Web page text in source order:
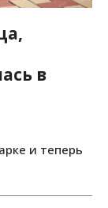
в
и теперь